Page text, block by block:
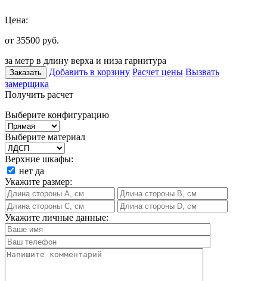
Цена:
от 35500 руб.
за метр в длину верха и низа гарнитура
Заказать Добавить в корзину Расчет цены Вызвать
замерщика
Получить расчет
Выберите конфигурацию
Выберите материал
Верхние шкафы:
нет да
Укажите размер:
Укажите личные данные: